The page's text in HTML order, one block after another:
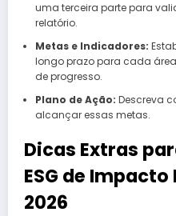
uma terceira parte para
relatório.
Metas e Indicadores:
longo prazo para cada
de progresso.
Plano de Ação: Descreva
alcançar essas metas.
Dicas Extras
ESG de
2026